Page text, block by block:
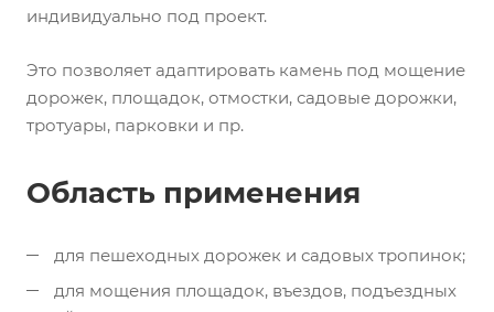
индивидуально под проект.
Это позволяет адаптировать камень под мощение
дорожек, площадок, отмостки, садовые дорожки,
тротуары, парковки и пр.
Область применения
для пешеходных дорожек и садовых тропинок;
для мощения площадок, въездов, подъездных